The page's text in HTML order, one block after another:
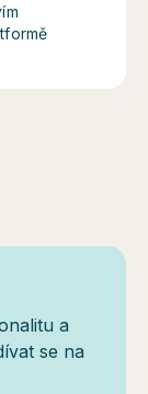
a
se na